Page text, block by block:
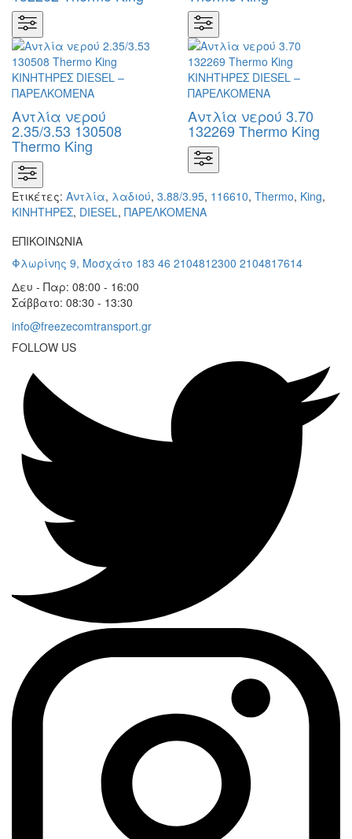
Αντλία νερού
2.35/3.53 130508
Thermo King
Αντλία νερού 3.70
132269 Thermo King
Ετικέτες: Αντλία, λαδιού, 3.88/3.95, 116610, Thermo, King,
KΙΝΗΤΗΡΕΣ, DIESEL, ΠΑΡΕΛΚΟΜΕΝΑ
ΕΠΙΚΟΙΝΩΝΙΑ
Φλωρίνης 9, Μοσχάτο 183 46 2104812300 2104817614
Δευ - Παρ: 08:00 - 16:00
Σάββατο: 08:30 - 13:30
info@freezecomtransport.gr
FOLLOW US